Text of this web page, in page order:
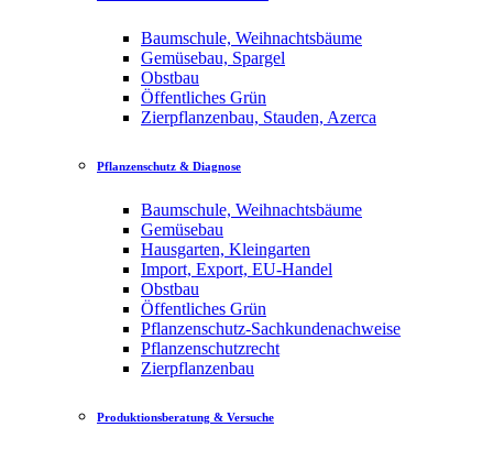
Baumschule, Weihnachtsbäume
Gemüsebau, Spargel
Obstbau
Öffentliches Grün
Zierpflanzenbau, Stauden, Azerca
Pflanzenschutz & Diagnose
Baumschule, Weihnachtsbäume
Gemüsebau
Hausgarten, Kleingarten
Import, Export, EU-Handel
Obstbau
Öffentliches Grün
Pflanzenschutz-Sachkundenachweise
Pflanzenschutzrecht
Zierpflanzenbau
Produktionsberatung & Versuche